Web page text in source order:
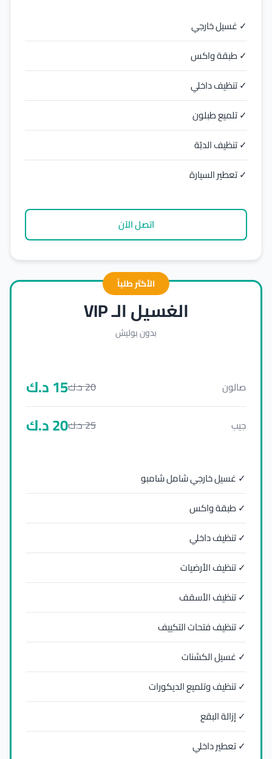
✓ غسيل خارجي
✓ طبقة واكس
✓ تنظيف داخلي
✓ تلميع طبلون
✓ تنظيف الدبّة
✓ تعطير السيارة
اتصل الآن
الأكثر طلباً
الغسيل الـ VIP
بدون بوليش
صالون 20د.ك15د.ك
جيب 25د.ك20د.ك
✓ غسيل خارجي شامل شامبو
✓ طبقة واكس
✓ تنظيف داخلي
✓ تنظيف الأرضيات
✓ تنظيف الأسقف
✓ تنظيف فتحات التكييف
✓ غسيل الكشنات
✓ تنظيف وتلميع الديكورات
✓ إزالة البقع
✓ تعطير داخلي